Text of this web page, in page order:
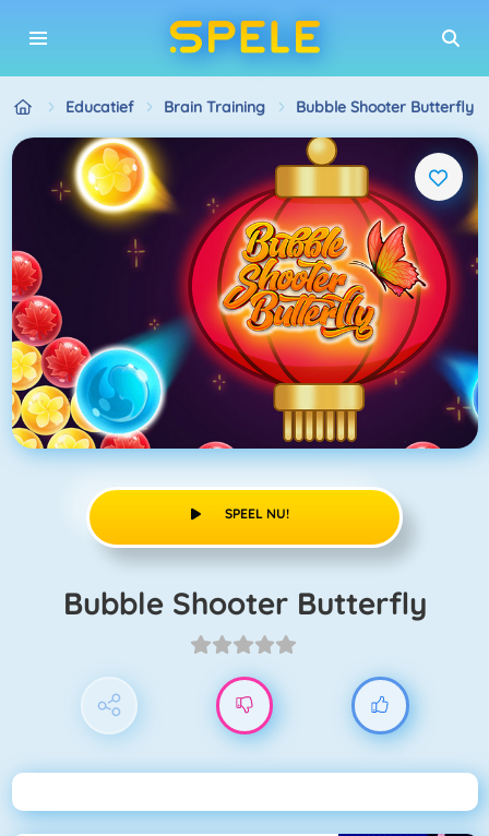
Educatief Brain Training Bubble Shooter Butterfly
SPEEL NU!
Bubble Shooter Butterfly